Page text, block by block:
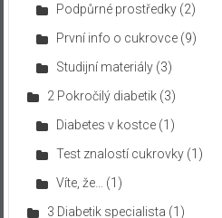
Podpůrné prostředky(2)
První info o cukrovce(9)
Studijní materiály(3)
2 Pokročilý diabetik(3)
Diabetes v kostce(1)
Test znalostí cukrovky(1)
Víte, že…
(1)
3 Diabetik specialista (1)